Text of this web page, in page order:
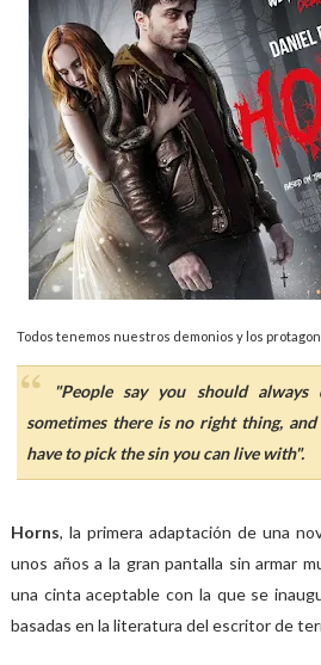
Todos tenemos nuestros demonios y los
"People say you should
sometimes there is no right thing,
have to pick the sin you can live with".
Horns, la primera adaptación de una
unos años a la gran pantalla sin armar
una cinta aceptable con la que se
basadas en la literatura del escritor de